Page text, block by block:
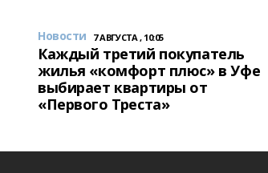
Новости 7 АВГУСТА , 10:05
Каждый третий покупатель
жилья «комфорт плюс» в Уфе
выбирает квартиры от
«Первого Треста»